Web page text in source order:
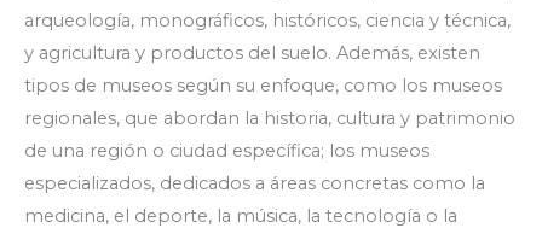
arqueología, monográficos, históricos, ciencia y técnica,
y agricultura y productos del suelo. Además, existen
tipos de museos según su enfoque, como los museos
regionales, que abordan la historia, cultura y patrimonio
de una región o ciudad específica; los museos
especializados, dedicados a áreas concretas como la
medicina, el deporte, la música, la tecnología o la